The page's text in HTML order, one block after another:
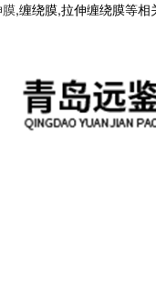
,缠绕膜,拉伸缠绕膜等